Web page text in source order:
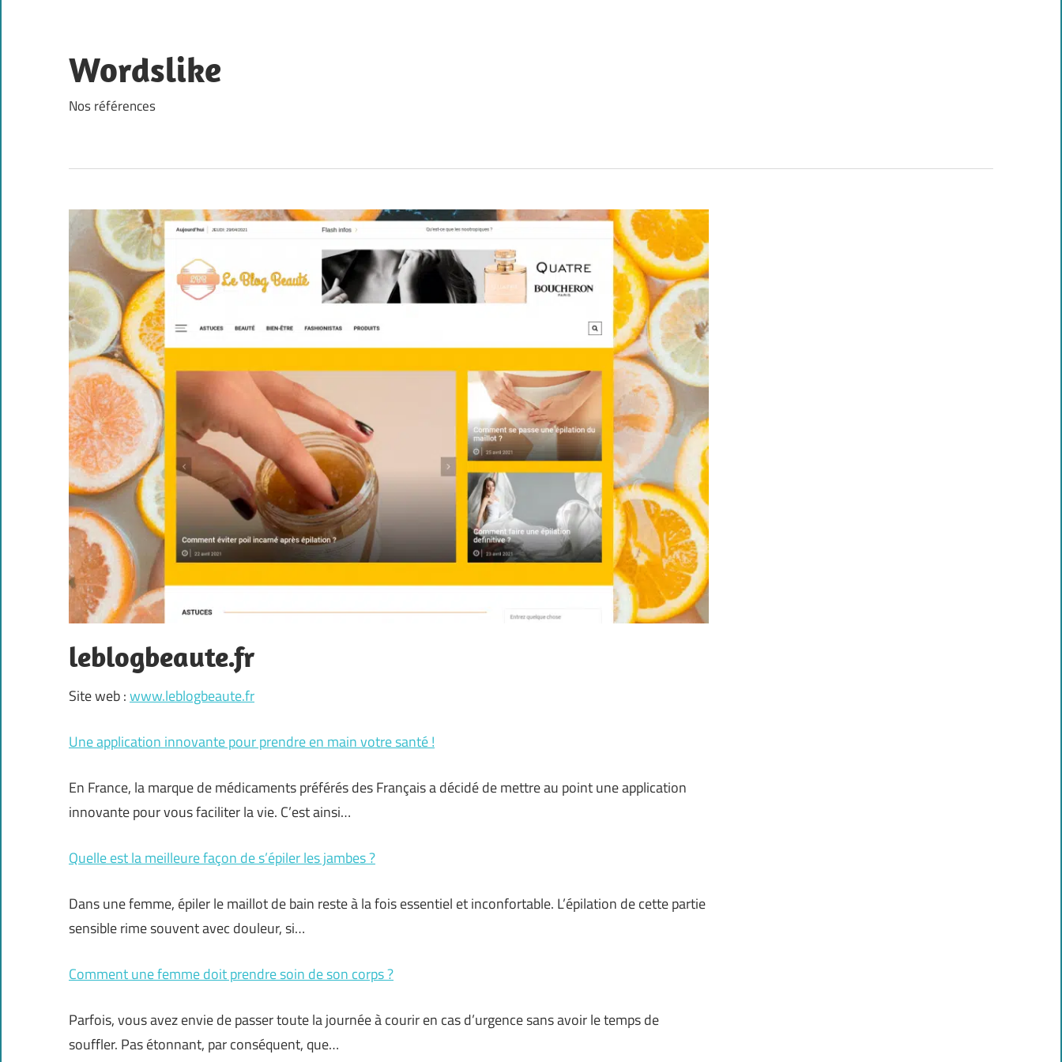
content
Wordslike
Nos références
leblogbeaute.fr
Site web :www.leblogbeaute.fr
Une application innovante pour prendre en main votre santé !
En France, la marque de médicaments préférés des Français a décidé de mettre au point une application
innovante pour vous faciliter la vie. C’est ainsi…
Quelle est la meilleure façon de s’épiler les jambes ?
Dans une femme, épiler le maillot de bain reste à la fois essentiel et inconfortable. L’épilation de cette partie
sensible rime souvent avec douleur, si…
Comment une femme doit prendre soin de son corps ?
Parfois, vous avez envie de passer toute la journée à courir en cas d’urgence sans avoir le temps de
souffler. Pas étonnant, par conséquent, que…